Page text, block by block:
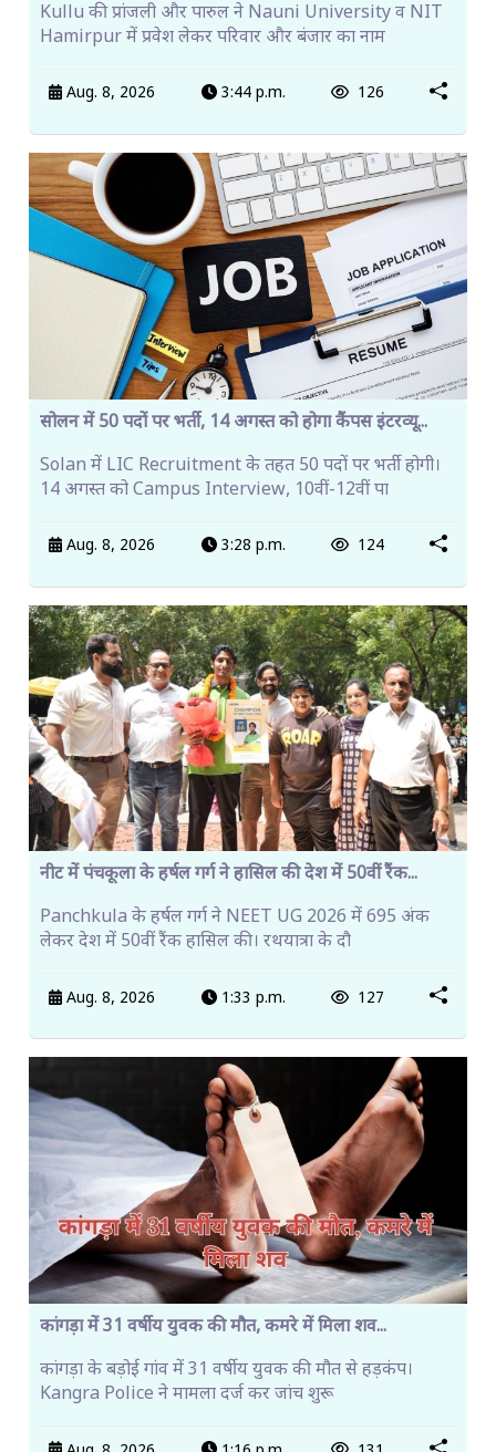
Kullu की प्रांजली और पारुल ने Nauni University व NIT
Hamirpur में प्रवेश लेकर परिवार और बंजार का नाम
Aug. 8, 2026 3:44 p.m. 126
सोलन में 50 पदों पर भर्ती, 14 अगस्त को होगा कैंपस इंटरव्यू...
Solan में LIC Recruitment के तहत 50 पदों पर भर्ती होगी।
14 अगस्त को Campus Interview, 10वीं-12वीं पा
Aug. 8, 2026 3:28 p.m. 124
नीट में पंचकूला के हर्षल गर्ग ने हासिल की देश में 50वीं रैंक...
Panchkula के हर्षल गर्ग ने NEET UG 2026 में 695 अंक
लेकर देश में 50वीं रैंक हासिल की। रथयात्रा के दौ
Aug. 8, 2026 1:33 p.m. 127
कांगड़ा में 31 वर्षीय युवक की मौत, कमरे में मिला शव...
कांगड़ा के बड़ोई गांव में 31 वर्षीय युवक की मौत से हड़कंप।
Kangra Police ने मामला दर्ज कर जांच शुरू